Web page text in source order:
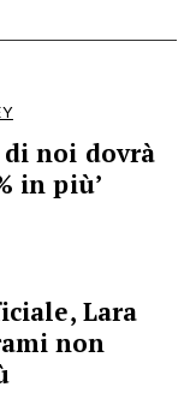
di noi dovrà
in più’
Lara
non